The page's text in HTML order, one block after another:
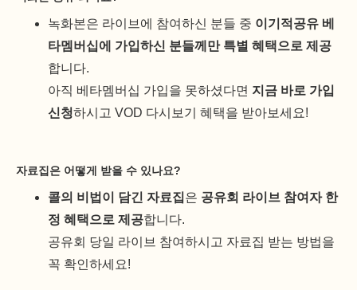
녹화본은 라이브에 참여하신 분들 중 이기적공유 베
타멤버십에 가입하신 분들께만 특별 혜택으로 제공
합니다.
아직 베타멤버십 가입을 못하셨다면 지금 바로 가입
신청하시고 VOD 다시보기 혜택을 받아보세요!
자료집은 어떻게 받을 수 있나요?
콜의 비법이 담긴 자료집은 공유회 라이브 참여자 한
정 혜택으로 제공합니다.
공유회 당일 라이브 참여하시고 자료집 받는 방법을
꼭 확인하세요!